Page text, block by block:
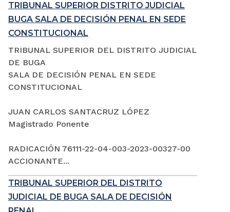
TRIBUNAL SUPERIOR DISTRITO JUDICIAL
BUGA SALA DE DECISIÓN PENAL EN SEDE
CONSTITUCIONAL
TRIBUNAL SUPERIOR DEL DISTRITO JUDICIAL
DE BUGA
SALA DE DECISIÓN PENAL EN SEDE
CONSTITUCIONAL
JUAN CARLOS SANTACRUZ LÓPEZ
Magistrado Ponente
RADICACIÓN 76111-22-04-003-2023-00327-00
ACCIONANTE...
TRIBUNAL SUPERIOR DEL DISTRITO
JUDICIAL DE BUGA SALA DE DECISIÓN